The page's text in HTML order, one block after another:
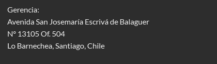
Gerencia:
Avenida San Josemaría Escrivá de Balaguer
Nº 13105 Of. 504
Lo Barnechea , Santiago, Chile